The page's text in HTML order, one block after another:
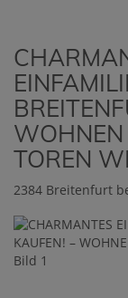
WOHNEN
TOREN
2384 Breitenfurt